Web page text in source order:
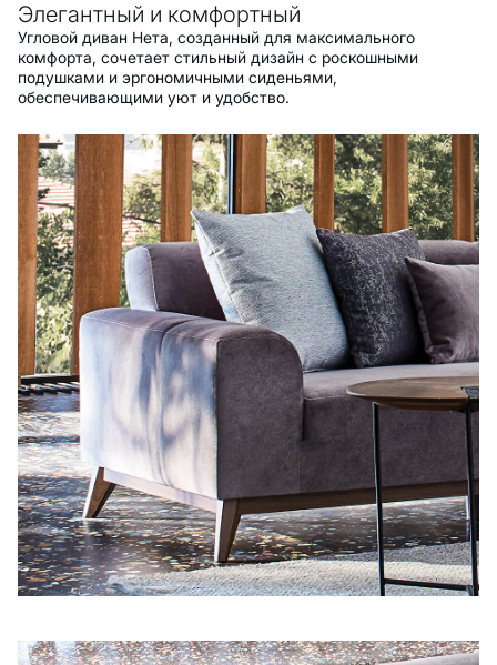
Элегантный и комфортный
Угловой диван Нета, созданный для максимального
комфорта, сочетает стильный дизайн с роскошными
подушками и эргономичными сиденьями,
обеспечивающими уют и удобство.